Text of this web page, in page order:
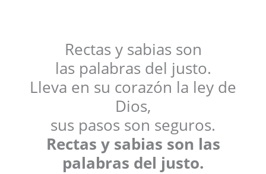
Rectas y sabias son
las palabras del justo.
Lleva en su corazón la ley de
Dios,
sus pasos son seguros.
Rectas y sabias son las
palabras del justo.